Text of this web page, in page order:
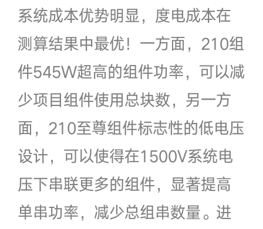
系统成本优势明显，度电成本在
测算结果中最优！一方面，210组
件545W超高的组件功率，可以减
少项目组件使用总块数，另一方
面，210至尊组件标志性的低电压
设计，可以使得在1500V系统电
压下串联更多的组件，显著提高
单串功率，减少总组串数量。进